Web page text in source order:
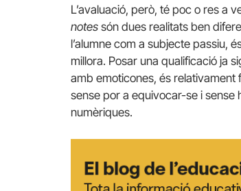
L’avaluació, però, té poc o res a
notes són dues realitats ben
l’alumne com a subjecte passiu,
millora. Posar una qualificació ja
amb emoticones, és
sense por a equivocar-se i
numèriques.